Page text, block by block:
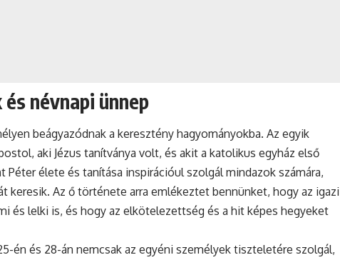
névnapi ünnep
beágyazódnak a keresztény hagyományokba. Az egyik
aki Jézus tanítványa volt, és akit a katolikus egyház első
Péter élete és tanítása inspirációul szolgál mindazok számára,
keresik. Az ő története arra emlékeztet bennünket, hogy az igazi
és lelki is, és hogy az elkötelezettség és a hit képes hegyeket
én és 28-án nemcsak az egyéni személyek tiszteletére szolgál,